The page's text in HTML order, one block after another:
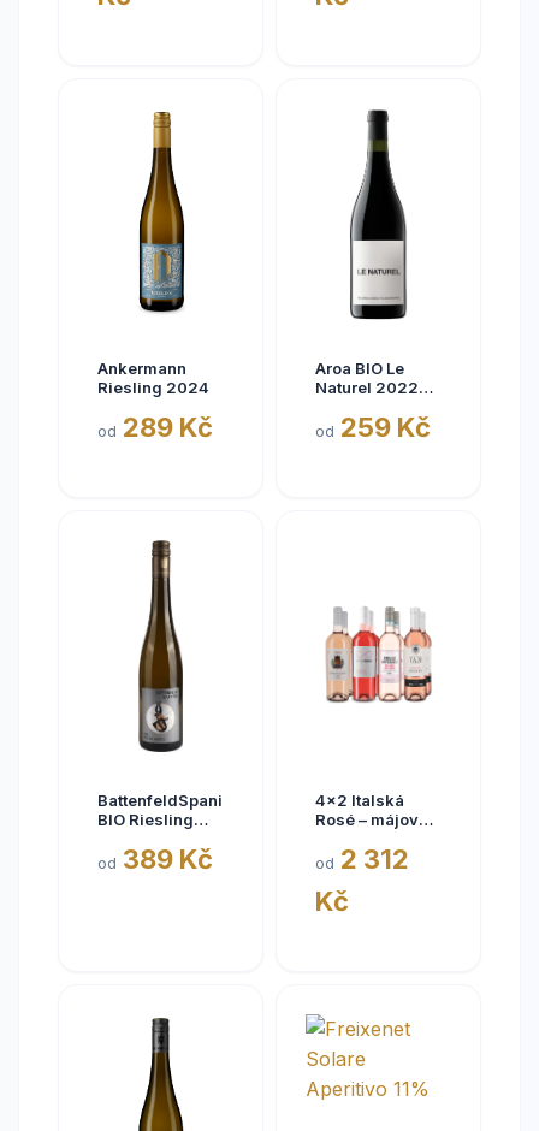
Ankermann
Riesling 2024
od 289 Kč
Aroa BIO Le
Naturel 2022
Navarra, bez
od 259 Kč
BattenfeldSpanier
BIO Riesling
2025,
od 389 Kč
4x2 Italská
Rosé – májové
od 2 312
Kč